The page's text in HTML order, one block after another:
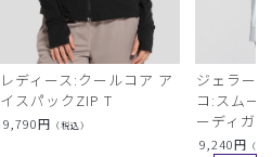
レディース:クールコア ア
イスパックZIP T
9,790円 （税込）
ジェラー
コ:スムー
ーディガン
9,240円 （税